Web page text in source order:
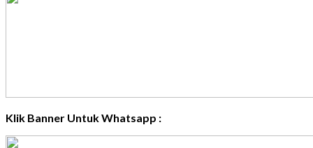
Klik Banner Untuk Whatsapp :